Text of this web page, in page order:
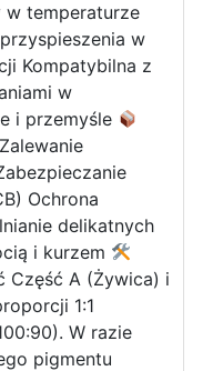
temperaturze
w
Kompatybilna z
w
i przemyśle
Ochrona
delikatnych
i kurzem
Część A (Żywica) i
1:1
W razie
pigmentu